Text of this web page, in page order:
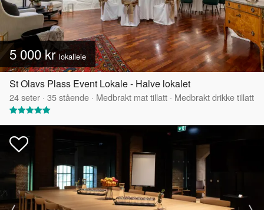
5 000 krlokalleie
St Olavs Plass Event Lokale - Halve lokalet
24seter · 35stående · Medbrakt mat tillatt · Medbrakt drikke tillatt